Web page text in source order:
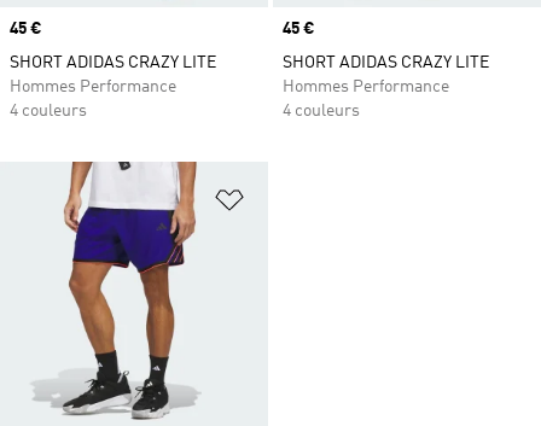
Prix
45 €
SHORT ADIDAS CRAZY LITE
Hommes Performance
4 couleurs
Prix
45 €
SHORT ADIDAS CRAZY LITE
Hommes Performance
4 couleurs